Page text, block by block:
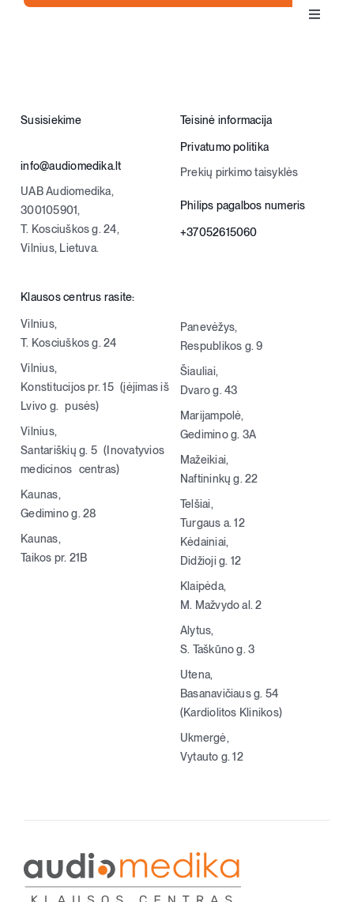
Toggle
Parduotuvė
+370 620 33338
Registracija
Susisiekime
info@audiomedika.lt
UAB Audiomedika,
300105901,
T. Kosciuškos g. 24,
Vilnius, Lietuva.
Teisinė informacija
Privatumo politika
Prekių pirkimo taisyklės
Philips pagalbos numeris
+37052615060
Klausos centrus rasite:
Vilnius,
T. Kosciuškos g. 24
Vilnius,
Konstitucijos pr. 15 (įėjimas iš
Lvivo g. pusės)
Vilnius,
Santariškių g. 5 (Inovatyvios
medicinos centras)
Kaunas,
Gedimino g. 28
Kaunas,
Taikos pr. 21B
Panevėžys,
Respublikos g. 9
Šiauliai,
Dvaro g. 43
Marijampolė,
Gedimino g. 3A
Mažeikiai,
Naftininkų g. 22
Telšiai,
Turgaus a. 12
Kėdainiai,
Didžioji g. 12
Klaipėda,
M. Mažvydo al. 2
Alytus,
S. Taškūno g. 3
Utena,
Basanavičiaus g. 54
(Kardiolitos Klinikos)
Ukmergė,
Vytauto g. 12